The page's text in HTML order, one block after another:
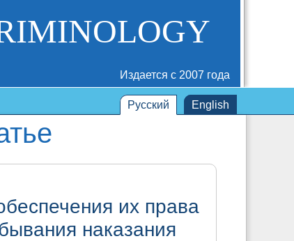
Издается с 2007 года
Русский English
их права
наказания